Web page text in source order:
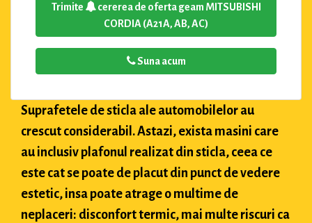
Trimite
cererea de oferta geam MITSUBISHI
CORDIA (A21A, AB, AC)
Suna acum
Suprafetele de sticla ale automobilelor au
crescut considerabil. Astazi, exista masini care
au inclusiv plafonul realizat din sticla, ceea ce
este cat se poate de placut din punct de vedere
estetic, insa poate atrage o multime de
neplaceri: disconfort termic, mai multe riscuri ca